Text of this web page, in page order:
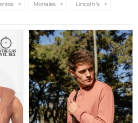
Morrales Lincoln's